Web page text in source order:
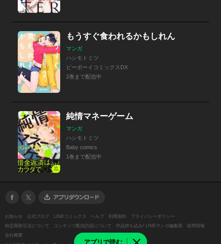
アプリで読む
もうすぐ食われるかもしれん
マンガ
ハシモトミツ
ビーボーイコミックスDX
2巻まで配信中
純情マネーゲーム
マンガ
ハシモトミツ
Baby comics
1巻まで配信中
お知らせ 公式ブログ LINEコミックス ヘルプ 利用規約
プライバシーポリシー
特定商取引法について
コンテンツ配信許諾について 作品持ち込み/ LINEマンガ編集部
採用情報
会社概要